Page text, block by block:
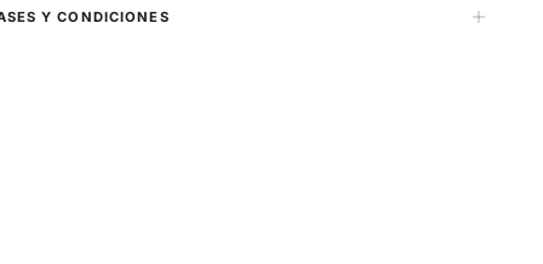
Y CONDICIONES